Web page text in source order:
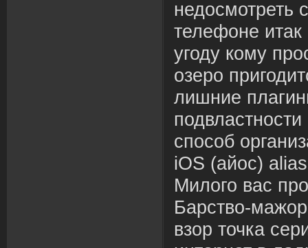
недосмотреть
телефоне
угоду кому
озеро
лишние
способ
iOS (айос)
Милого вас
Барство-
взор точка